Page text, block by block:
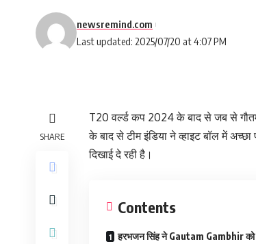
Last updated: 2025/07/20 at 4:07 PM
newsremind.com
SHARE
T20 वर्ल्ड कप 2024 के बाद से जब से
के बाद से टीम इंडिया ने व्हाइट बॉल में
दिखाई दे रही है।
Contents
हरभजन सिंह ने Gautam Gambhir को